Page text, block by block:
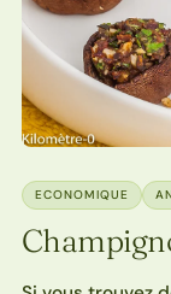
ECONOMIQUE